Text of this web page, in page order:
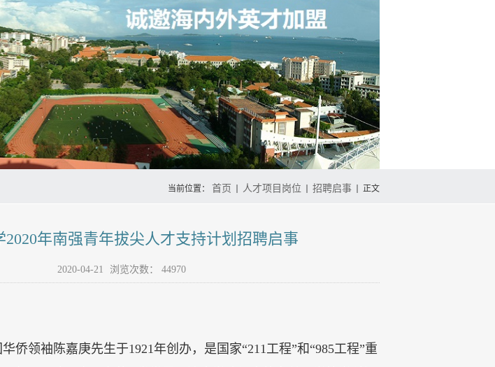
当前位置： 首页 人才项目岗位 招聘启事 正文
2020年南强青年拔尖人才支持计划招聘启事
2020-04-21 浏览次数： 44970
侨领袖陈嘉庚先生于1921年创办，是国家“211工程”和“985工程”重